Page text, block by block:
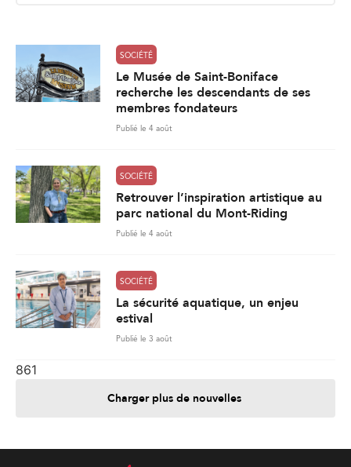
SOCIÉTÉ
Le Musée de Saint-Boniface
recherche les descendants de ses
membres fondateurs
Publié le 4 août
SOCIÉTÉ
Retrouver l’inspiration artistique au
parc national du Mont-Riding
Publié le 4 août
SOCIÉTÉ
La sécurité aquatique, un enjeu
estival
Publié le 3 août
861
Charger plus de nouvelles